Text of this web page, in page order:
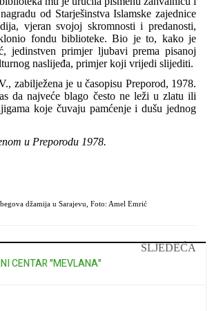
od Starješinstva Islamske zajednice
vjeran svojoj skromnosti i predanosti,
fondu biblioteke. Bio je to, kako je
jedinstven primjer ljubavi prema pisanoj
naslijeđa, primjer koji vrijedi slijediti.
zabilježena je u časopisu Preporod, 1978.
da najveće blago često ne leži u zlatu ili
koje čuvaju pamćenje i dušu jednog
u Preporodu 1978.
džamija u Sarajevu, Foto: Amel Emrić
SLJEDEĆA
CENTAR "MEVLANA"